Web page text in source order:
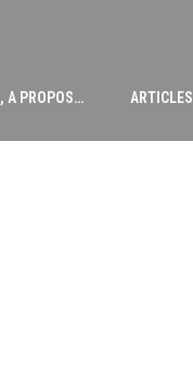
A PROPOS… ARTICLES